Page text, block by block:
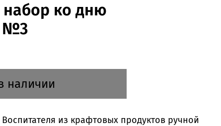
ко дню
№3
наличии
из крафтовых продуктов ручной